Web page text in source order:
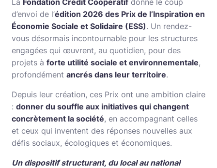
d’envoi de l’édition 2026 des Prix de l’Inspiration en
Économie Sociale et Solidaire (ESS). Un rendez-
vous désormais incontournable pour les structures
engagées qui œuvrent, au quotidien, pour des
projets à forte utilité sociale et environnementale,
profondément ancrés dans leur territoire.
Depuis leur création, ces Prix ont une ambition claire
: donner du souffle aux initiatives qui changent
concrètement la société, en accompagnant celles
et ceux qui inventent des réponses nouvelles aux
défis sociaux, écologiques et économiques.
Un dispositif structurant, du local au national